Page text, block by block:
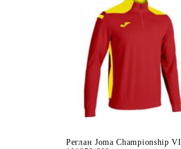
Реглан Joma Championship VI